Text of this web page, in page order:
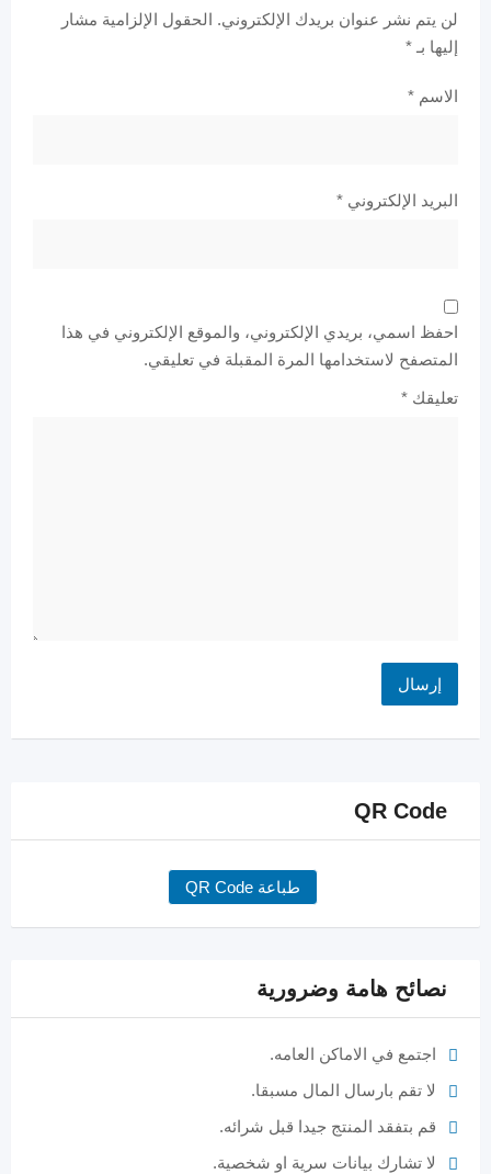
لن يتم نشر عنوان بريدك الإلكتروني. الحقول الإلزامية مشار
إليها بـ *
الاسم *
البريد الإلكتروني *
احفظ اسمي، بريدي الإلكتروني، والموقع الإلكتروني في هذا
المتصفح لاستخدامها المرة المقبلة في تعليقي.
تعليقك *
QR Code
طباعة QR Code
نصائح هامة وضرورية
اجتمع في الاماكن العامه.
لا تقم بارسال المال مسبقا.
قم بتفقد المنتج جيدا قبل شرائه.
لا تشارك بيانات سرية او شخصية.